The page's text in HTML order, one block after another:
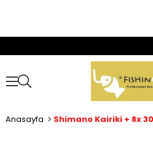
Anasayfa Shimano Kairiki + 8x